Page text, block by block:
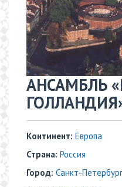
АНСАМБЛЬ
Континент: Европа
Страна: Россия
Город: Санкт-Петербург